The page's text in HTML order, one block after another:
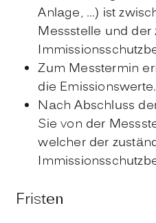
Anlage, …) ist
Messstelle und der
Zum Messtermin
die Emissionswerte.
Nach Abschluss
Sie von der
welcher der
Fristen